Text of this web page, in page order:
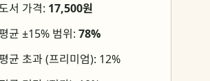
서 가격: 17,500원
균 ±15% 범위: 78%
균 초과 (프리미엄): 12%